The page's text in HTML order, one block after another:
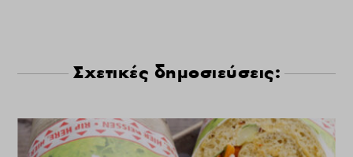
Σχετικές δημοσιεύσεις: